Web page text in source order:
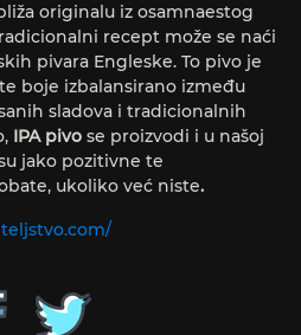
originalu iz osamnaestog
recept može se naći
pivara Engleske. To pivo je
boje izbalansirano između
sladova i tradicionalnih
IPA pivo se proizvodi i u našoj
jako pozitivne te
ukoliko već niste.